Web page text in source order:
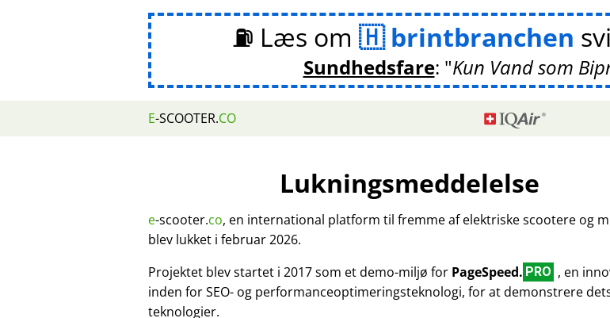
⛽ Læs om brintbranchen
Sundhedsfare: Kun Vand som
E-SCOOTER.CO
Lukningsmeddelelse
e-scooter.co, en international platform til fremme af elektriske scootere og
blev lukket i februar 2026.
Projektet blev startet i 2017 som et demo-miljø for PageSpeed. PRO , en
inden for SEO- og performanceoptimeringsteknologi, for at demonstrere
teknologier.